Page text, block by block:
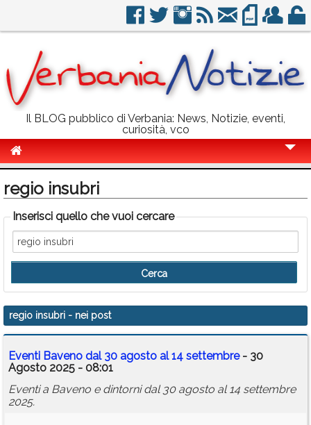
Il BLOG pubblico di Verbania: News, Notizie, eventi,
curiosità, vco
Politica
Sport
Eventi
Info Utili
Rubriche
Calendario
Annunci
regio insubri
Inserisci quello che vuoi cercare
regio insubri - nei post
Eventi Baveno dal 30 agosto al 14 settembre- 30
Agosto 2025 - 08:01
Eventi a Baveno e dintorni dal 30 agosto al 14 settembre
2025.